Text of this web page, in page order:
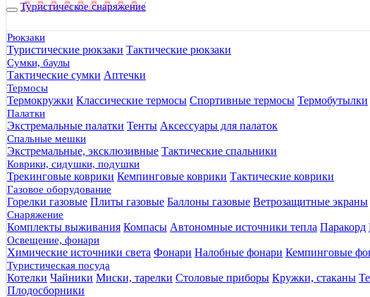
Туристическое снаряжение
Рюкзаки
Туристические рюкзаки Тактические рюкзаки
Сумки, баулы
Тактические сумки Аптечки
Термосы
Термокружки Классические термосы Спортивные термосы Термобутылки
Палатки
Экстремальные палатки Тенты Аксессуары для палаток
Спальные мешки
Экстремальные, эксклюзивные Тактические спальники
Коврики, сидушки, подушки
Трекинговые коврики Кемпинговые коврики Тактические коврики
Газовое оборудование
Горелки газовые Плиты газовые Баллоны газовые Ветрозащитные экраны
Снаряжение
Комплекты выживания Компасы Автономные источники тепла Паракорд
Освещение, фонари
Химические источники света Фонари Налобные фонари Кемпинговые
Туристическая посуда
Котелки Чайники Миски, тарелки Столовые приборы Кружки, стаканы
Плодосборники